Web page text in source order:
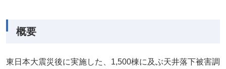
概要
東日本大震災後に実施した、1,500棟に及ぶ天井落下被害調